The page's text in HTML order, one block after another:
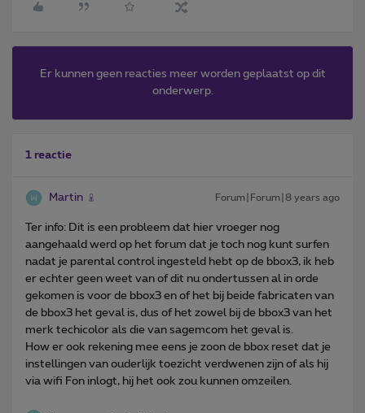
Er kunnen geen reacties meer worden geplaatst op dit
onderwerp.
1 reactie
Martin Forum|Forum|8 years ago
Ter info: Dit is een probleem dat hier vroeger nog
aangehaald werd op het forum dat je toch nog kunt surfen
nadat je parental control ingesteld hebt op de bbox3, ik heb
er echter geen weet van of dit nu ondertussen al in orde
gekomen is voor de bbox3 en of het bij beide fabricaten van
de bbox3 het geval is, dus of het zowel bij de bbox3 van het
merk techicolor als die van sagemcom het geval is.
How er ook rekening mee eens je zoon de bbox reset dat je
instellingen van ouderlijk toezicht verdwenen zijn of als hij
via wifi Fon inlogt, hij het ook zou kunnen omzeilen.